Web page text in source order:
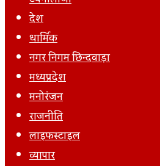
देश
धार्मिक
नगर निगम छिन्दवाड़ा
मध्यप्रदेश
मनोरंजन
राजनीति
लाइफस्टाइल
व्यापार